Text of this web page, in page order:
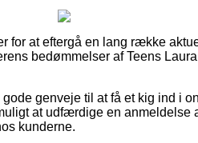
for at eftergå en lang række
bedømmelser af Teens
genveje til at få et kig ind i
at udfærdige en anmeldelse
kunderne.